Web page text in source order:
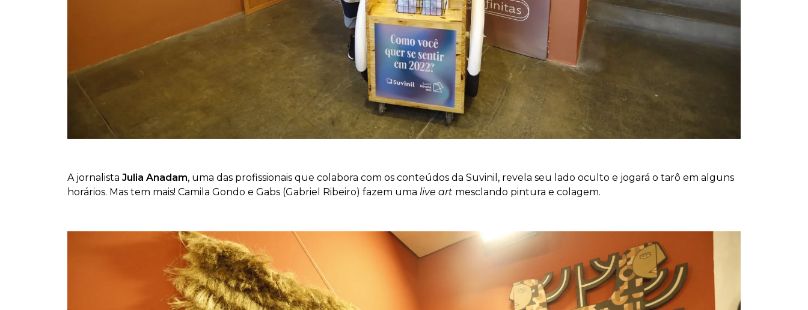
A jornalista Julia Anadam, uma das profissionais que colabora com os conteúdos da Suvinil, revela seu lado oculto e jogará o tarô em alguns
horários. Mas tem mais! Camila Gondo e Gabs (Gabriel Ribeiro) fazem uma live art mesclando pintura e colagem.